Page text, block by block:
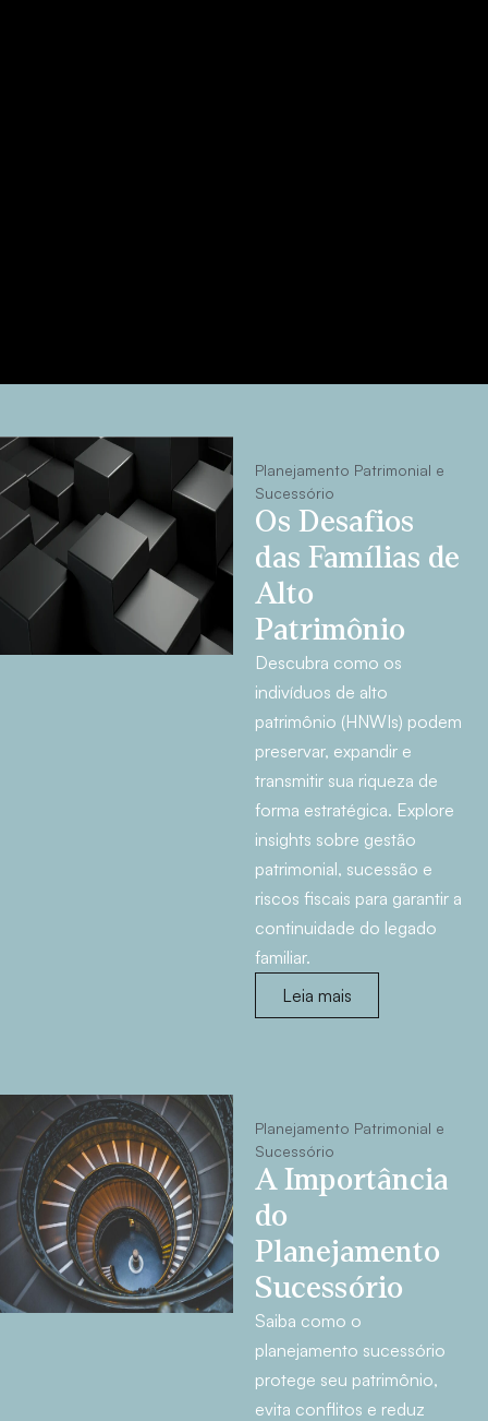
Planejamento Patrimonial e
Sucessório
Os Desafios
das Famílias de
Alto
Patrimônio
Descubra como os
indivíduos de alto
patrimônio (HNWIs) podem
preservar, expandir e
transmitir sua riqueza de
forma estratégica. Explore
insights sobre gestão
patrimonial, sucessão e
riscos fiscais para garantir a
continuidade do legado
familiar.
Leia mais
Planejamento Patrimonial e
Sucessório
A Importância
do
Planejamento
Sucessório
Saiba como o
planejamento sucessório
protege seu patrimônio,
evita conflitos e reduz